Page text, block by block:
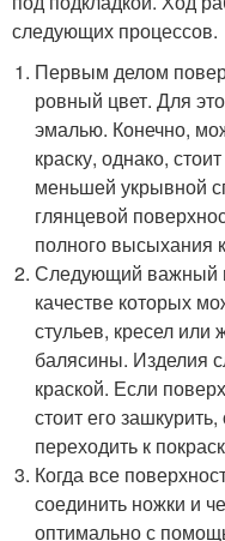
следующих процессов.
Первым делом
ровный цвет. Для
эмалью. Конечно,
краску, однако,
меньшей укрывной
глянцевой
полного высыхания
Следующий важный
качестве которых
стульев, кресел или
балясины. Изделия
краской. Если
стоит его
переходить к
Когда все
соединить ножки и
оптимально с